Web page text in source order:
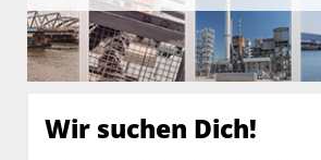
Wir suchen Dich!